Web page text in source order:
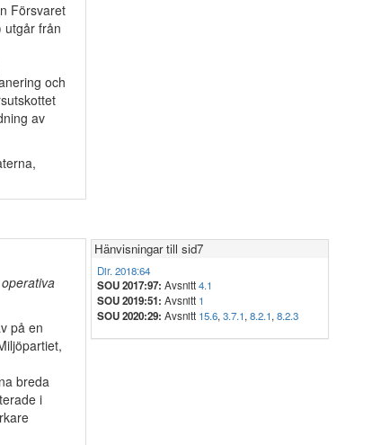
Försvaret
utgår från
och
av
Hänvisningar till sid7
Dir. 2018:64
SOU 2017:97: Avsnitt4.1
SOU 2019:51: Avsnitt 1
SOU 2020:29: Avsnitt 15.6,3.7.1,8.2.1,8.2.3
på en
breda
i